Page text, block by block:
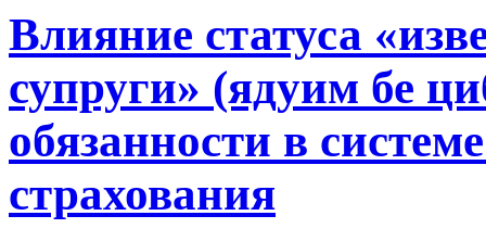
Влияние статуса
супруги» (ядуим бе
обязанности в
страхования